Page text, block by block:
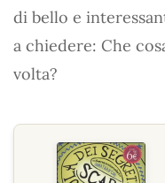
di bello e
a chiedere: Che
volta?